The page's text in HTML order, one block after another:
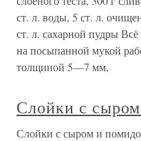
ст. л. воды, 5 ст. л.
ст. л. сахарной пудры Всё
на посыпанной мукой
толщиной 5—7 мм,
Слойки с
Слойки с сыром и